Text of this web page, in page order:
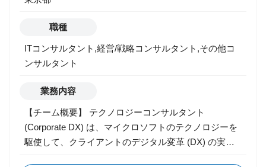
ションに当社独自のソリューションを組み合わせるこ
【Microsoftチームの魅力】 ・最新のIT/デジタル領域
でのコンサルティングメソッドを習得できる環境で
す。組織の立ち上げ期にあるため、裁量を持ち、チー
また、すでにMicrosoft製品を導入している企業が多
く、他ERPと比較した際に価格や導入難易度が低いこ
とから、Microsoft関連ソリューションの導入ニーズが
高まっており、業界問わず様々なクライアントの変革
職種
ITコンサルタント,経営/戦略コンサルタント,その他コ
ンサルタント
業務内容
【チーム概要】 テクノロジーコンサルタント
(Corporate DX) は、マイクロソフトのテクノロジーを
駆使して、クライアントのデジタル変革 (DX) の実践